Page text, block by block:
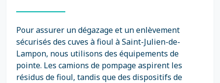
Pour assurer un dégazage et un enlèvement
sécurisés des cuves à fioul à Saint-Julien-de-
Lampon, nous utilisons des équipements de
pointe. Les camions de pompage aspirent les
résidus de fioul, tandis que des dispositifs de